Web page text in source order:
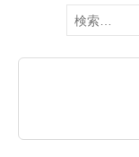
検
索: